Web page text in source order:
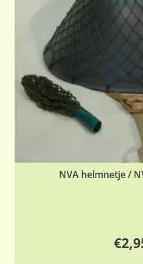
NVA helmnetje /
€